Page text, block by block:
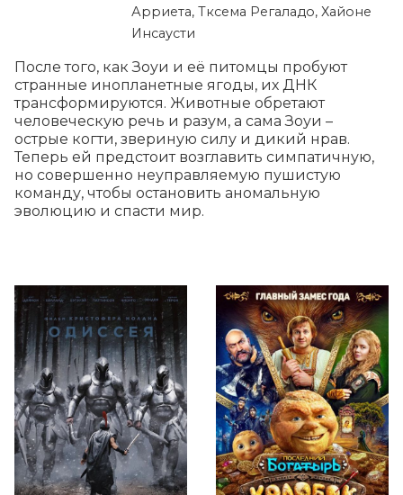
Арриета, Тксема Регаладо, Хайоне
Инсаусти
После того, как Зоуи и её питомцы пробуют
странные инопланетные ягоды, их ДНК
трансформируются. Животные обретают
человеческую речь и разум, а сама Зоуи –
острые когти, звериную силу и дикий нрав.
Теперь ей предстоит возглавить симпатичную,
но совершенно неуправляемую пушистую
команду, чтобы остановить аномальную
эволюцию и спасти мир.